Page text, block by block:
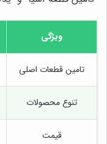
ویژگی
تامین قطعات اصلی
تنوع محصولات
قیمت